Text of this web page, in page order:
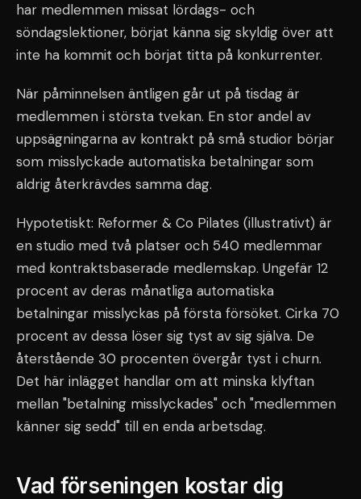
har medlemmen missat lördags- och
söndagslektioner, börjat känna sig skyldig över att
inte ha kommit och börjat titta på konkurrenter.
När påminnelsen äntligen går ut på tisdag är
medlemmen i största tvekan. En stor andel av
uppsägningarna av kontrakt på små studior börjar
som misslyckade automatiska betalningar som
aldrig återkrävdes samma dag.
Hypotetiskt: Reformer & Co Pilates (illustrativt) är
en studio med två platser och 540 medlemmar
med kontraktsbaserade medlemskap. Ungefär 12
procent av deras månatliga automatiska
betalningar misslyckas på första försöket. Cirka 70
procent av dessa löser sig tyst av sig själva. De
återstående 30 procenten övergår tyst i churn.
Det här inlägget handlar om att minska klyftan
mellan "betalning misslyckades" och "medlemmen
känner sig sedd" till en enda arbetsdag.
Vad förseningen kostar dig